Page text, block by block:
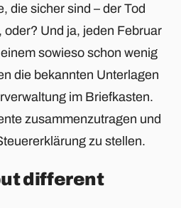
die sicher sind – der Tod
oder? Und ja, jeden Februar
sowieso schon wenig
die bekannten Unterlagen
im Briefkasten.
zusammenzutragen und
zu stellen.
different